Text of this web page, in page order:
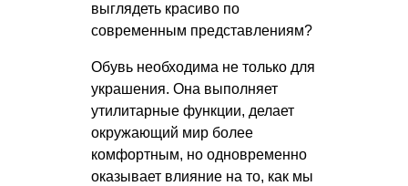
выглядеть красиво по
современным представлениям?
Обувь необходима не только для
украшения. Она выполняет
утилитарные функции, делает
окружающий мир более
комфортным, но одновременно
оказывает влияние на то, как мы